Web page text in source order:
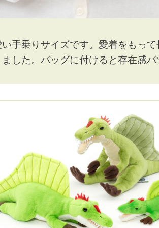
手乗りサイズです。愛着をもっ
した。バッグに付けると存在感バ